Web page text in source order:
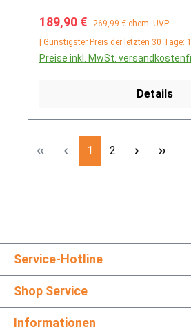
Verkaufspreis:
189,90 € Regulärer Preis:
269,99 € ehem. UVP
| Günstigster Preis der letzten 30 Tage:
Preise inkl. MwSt.
Details
Seite
1 Seite
2
Service-Hotline
Shop Service
Informationen